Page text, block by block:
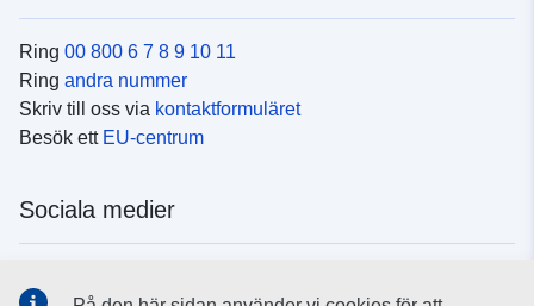
Ring 00 800 6 7 8 9 10 11
Ring andra nummer
Skriv till oss via kontaktformuläret
Besök ett EU-centrum
Sociala medier